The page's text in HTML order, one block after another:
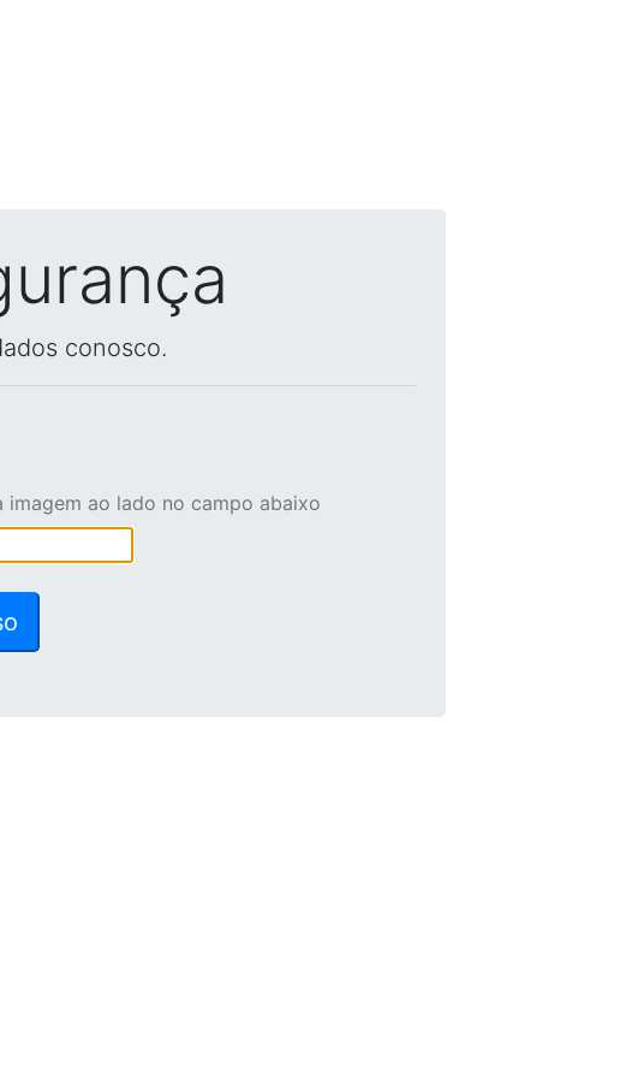
conosco.
imagem ao lado no campo abaixo